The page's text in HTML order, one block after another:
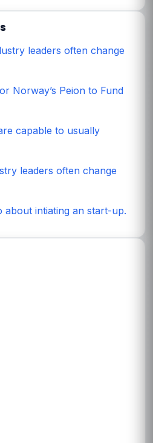
leaders often change
Norway’s Peion to Fund
capable to usually
leaders often change
about intiating an start-up.